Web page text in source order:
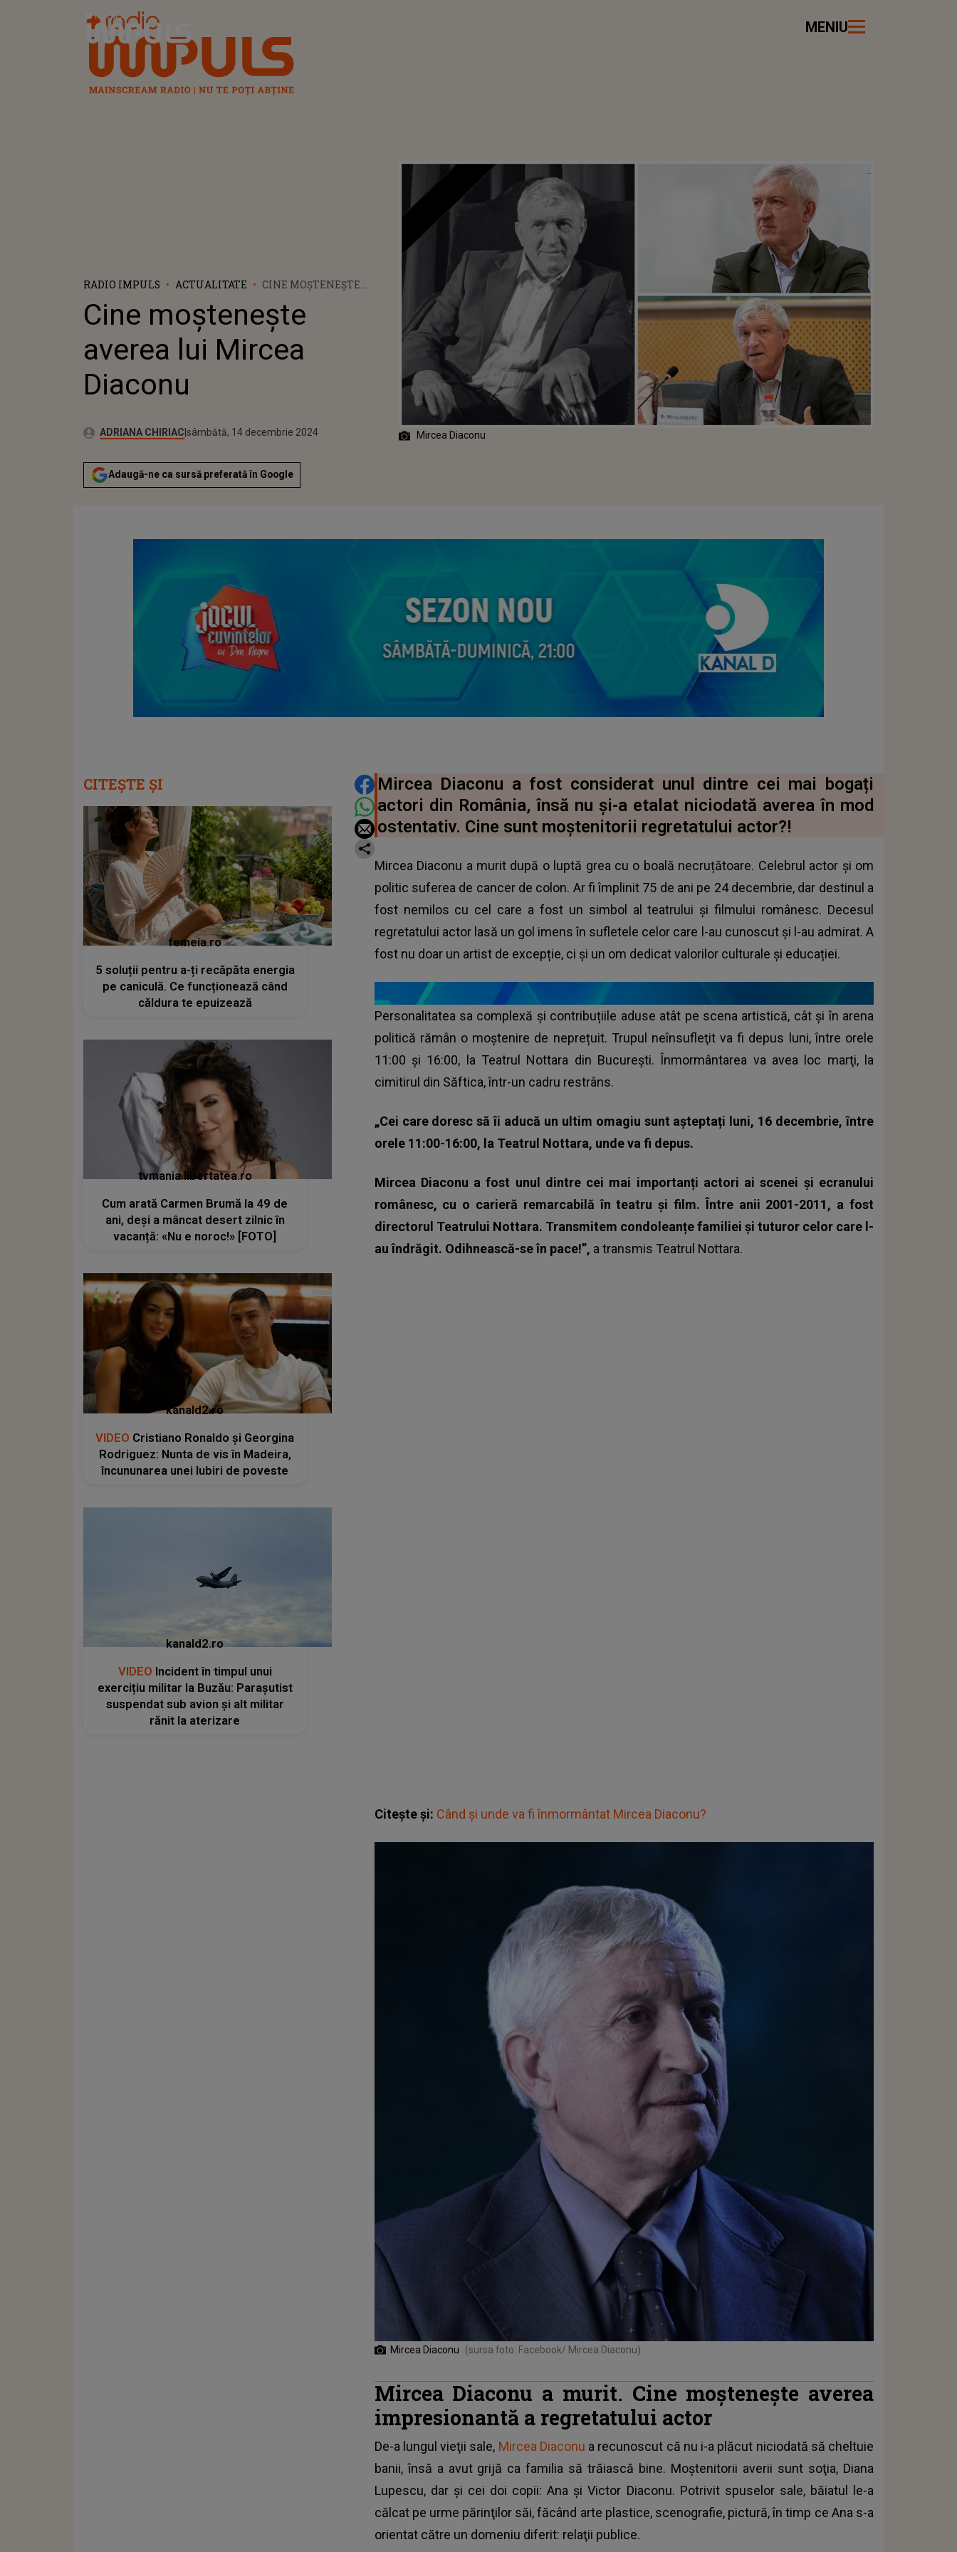
Radio Impuls MENIU
RADIO IMPULS ACTUALITATE
CINE MOȘTENEȘTE
DIACONU
Cine moștenește
averea lui Mircea
Diaconu
Autor:ADRIANA CHIRIACPublicat:
sâmbătă, 14 decembrie 2024
Actualizat:
sâmbătă, 14 decembrie 2024
Adaugă-ne ca sursă preferată în Google
Mircea Diaconu
DISTRIBUIE ARTICOLUL
Mircea Diaconu a fost considerat unul dintre cei mai bogați
actori din România, însă nu și-a etalat niciodată averea în mod
ostentativ. Cine sunt moştenitorii regretatului actor?!
Mircea Diaconu a murit după o luptă grea cu o boală necruțătoare. Celebrul actor și om
politic suferea de cancer de colon. Ar fi împlinit 75 de ani pe 24 decembrie, dar destinul a
fost nemilos cu cel care a fost un simbol al teatrului și filmului românesc. Decesul
regretatului actor lasă un gol imens în sufletele celor care l-au cunoscut și l-au admirat. A
fost nu doar un artist de excepție, ci și un om dedicat valorilor culturale și educației.
Personalitatea sa complexă și contribuțiile aduse atât pe scena artistică, cât și în arena
politică rămân o moștenire de neprețuit. Trupul neînsufleţit va fi depus luni, între orele
11:00 şi 16:00, la Teatrul Nottara din Bucureşti. Înmormântarea va avea loc marţi, la
cimitirul din Săftica, într-un cadru restrâns.
„Cei care doresc să îi aducă un ultim omagiu sunt așteptați luni, 16 decembrie, între
orele 11:00-16:00, la Teatrul Nottara, unde va fi depus.
Mircea Diaconu a fost unul dintre cei mai importanți actori ai scenei și ecranului
românesc, cu o carieră remarcabilă în teatru și film. Între anii 2001-2011, a fost
directorul Teatrului Nottara. Transmitem condoleanțe familiei și tuturor celor care l-
au îndrăgit. Odihnească-se în pace!”, a transmis Teatrul Nottara.
Citește și: Când și unde va fi înmormântat Mircea Diaconu?
Mircea Diaconu (sursa foto: Facebook/ Mircea Diaconu)
Mircea Diaconu a murit. Cine moștenește averea
impresionantă a regretatului actor
De-a lungul vieţii sale, Mircea Diaconu a recunoscut că nu i-a plăcut niciodată să cheltuie
banii, însă a avut grijă ca familia să trăiască bine. Moştenitorii averii sunt soţia, Diana
Lupescu, dar şi cei doi copii: Ana şi Victor Diaconu. Potrivit spuselor sale, băiatul le-a
călcat pe urme părinţilor săi, făcând arte plastice, scenografie, pictură, în timp ce Ana s-a
orientat către un domeniu diferit: relaţii publice.
CITEȘTE ȘI
femeia.ro
5 soluții pentru a-ți recăpăta energia
pe caniculă. Ce funcționează când
căldura te epuizează
tvmania.libertatea.ro
Cum arată Carmen Brumă la 49 de
ani, deși a mâncat desert zilnic în
vacanță: «Nu e noroc!» [FOTO]
kanald2.ro
VIDEO Cristiano Ronaldo și Georgina
Rodriguez: Nunta de vis în Madeira,
încununarea unei Iubiri de poveste
kanald2.ro
VIDEO Incident în timpul unui
exercițiu militar la Buzău: Parașutist
suspendat sub avion și alt militar
rănit la aterizare